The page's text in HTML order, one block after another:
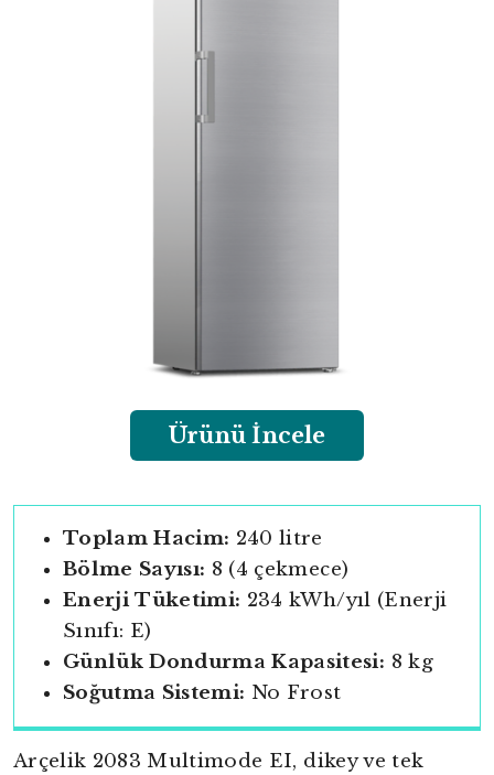
Ürünü İncele
Toplam Hacim: 240 litre
Bölme Sayısı: 8 (4 çekmece)
Enerji Tüketimi: 234 kWh/yıl (Enerji
Sınıfı: E)
Günlük Dondurma Kapasitesi: 8 kg
Soğutma Sistemi: No Frost
Arçelik 2083 Multimode EI, dikey ve tek